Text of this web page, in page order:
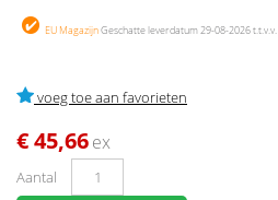
EU MagazijnGeschatte leverdatum 29-08-2026 t.t.v.v.
voeg toe aan favorieten
€ 45,66ex
Aantal